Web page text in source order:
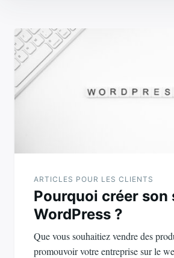
Navigation
de
l’article
ARTICLES POUR LES CLIENTS
Pourquoi créer son
WordPress ?
Que vous souhaitiez vendre des
promouvoir votre entreprise sur le